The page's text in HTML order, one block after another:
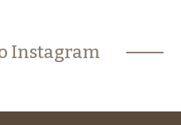
Instagram